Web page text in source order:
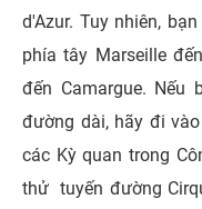
d'Azur. Tuy nhiên,
phía tây Marseille
đến Camargue.
đường dài, hãy đi
các Kỳ quan trong
thử tuyến đường